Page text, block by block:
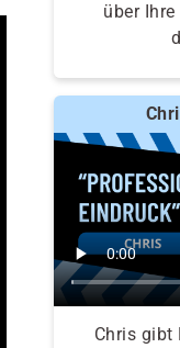
über
Chris gibt